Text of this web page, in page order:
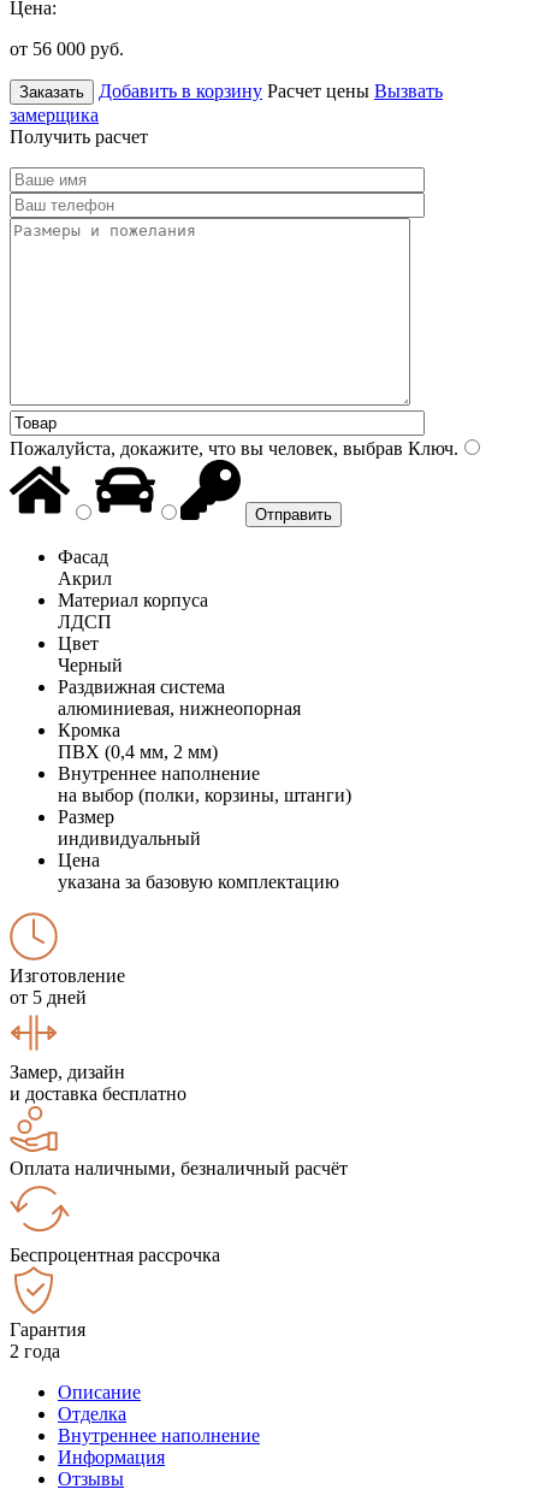
Цена:
от 56 000 руб.
Заказать Добавить в корзину Расчет цены Вызвать
замерщика
Получить расчет
Пожалуйста, докажите, что вы человек, выбрав Ключ.
Фасад
Акрил
Материал корпуса
ЛДСП
Цвет
Черный
Раздвижная система
алюминиевая, нижнеопорная
Кромка
ПВХ (0,4 мм, 2 мм)
Внутреннее наполнение
на выбор (полки, корзины, штанги)
Размер
индивидуальный
Цена
указана за базовую комплектацию
Изготовление
от 5 дней
Замер, дизайн
и доставка бесплатно
Оплата наличными, безналичный расчёт
Беспроцентная рассрочка
Гарантия
2 года
Описание
Отделка
Внутреннее наполнение
Информация
Отзывы